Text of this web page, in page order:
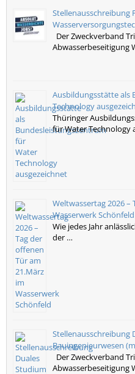
Stellenausschreibung
Der Zweckverband
Abwasserbeseitigung
Ausbildungsstätte als
Technology
Thüringer
für Water
Weltwassertag 2026 –
Wasserwerk Schönfeld
Wie jedes Jahr
der …
Stellenausschreibung
Bauingenieurwesen
Der Zweckverband
Abwasserbeseitigung